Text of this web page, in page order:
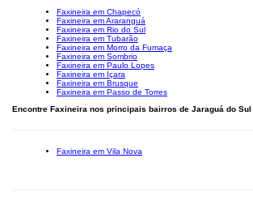
Faxineira em Chapecó
Faxineira em Araranguá
Faxineira em Rio do Sul
Faxineira em Tubarão
Faxineira em Morro da Fumaça
Faxineira em Sombrio
Faxineira em Paulo Lopes
Faxineira em Içara
Faxineira em Brusque
Faxineira em Passo de Torres
Encontre Faxineira nos principais bairros de Jaraguá do Sul
Faxineira em Vila Nova